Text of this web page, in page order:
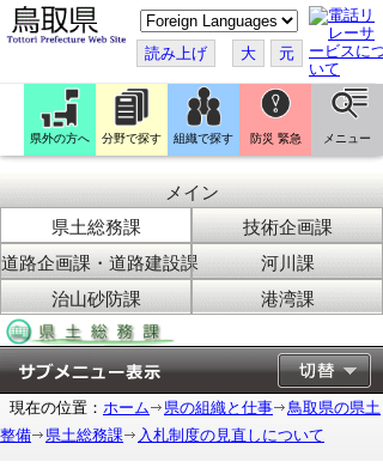
こ
の
ペ
ー
ジ
翻
訳
す
読み上げ 大 元
県外の方へ 分野で探す 組織で探す 防災 緊急 メニュー
メイン
県土総務課
技術企画課
道路企画課・道路建設課
河川課
治山砂防課
港湾課
現在の位置： ホーム 県の組織と仕事
鳥取県の県土
整備
県土総務課 入札制度の見直しについて